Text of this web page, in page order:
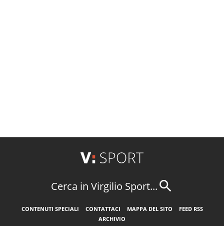
Cerca in Virgilio Sport...
CONTENUTI SPECIALI CONTATTACI MAPPA DEL SITO
FEED RSS
ARCHIVIO